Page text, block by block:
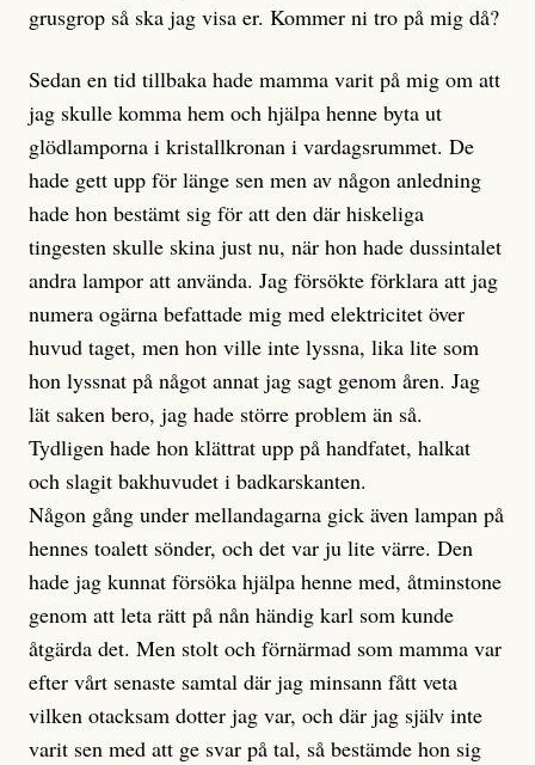
grusgrop så ska jag visa er. Kommer ni tro på mig då?
Sedan en tid tillbaka hade mamma varit på mig om att
jag skulle komma hem och hjälpa henne byta ut
glödlamporna i kristallkronan i vardagsrummet. De
hade gett upp för länge sen men av någon anledning
hade hon bestämt sig för att den där hiskeliga
tingesten skulle skina just nu, när hon hade dussintalet
andra lampor att använda. Jag försökte förklara att jag
numera ogärna befattade mig med elektricitet över
huvud taget, men hon ville inte lyssna, lika lite som
hon lyssnat på något annat jag sagt genom åren. Jag
lät saken bero, jag hade större problem än så.
Tydligen hade hon klättrat upp på handfatet, halkat
och slagit bakhuvudet i badkarskanten.
Någon gång under mellandagarna gick även lampan på
hennes toalett sönder, och det var ju lite värre. Den
hade jag kunnat försöka hjälpa henne med, åtminstone
genom att leta rätt på nån händig karl som kunde
åtgärda det. Men stolt och förnärmad som mamma var
efter vårt senaste samtal där jag minsann fått veta
vilken otacksam dotter jag var, och där jag själv inte
varit sen med att ge svar på tal, så bestämde hon sig